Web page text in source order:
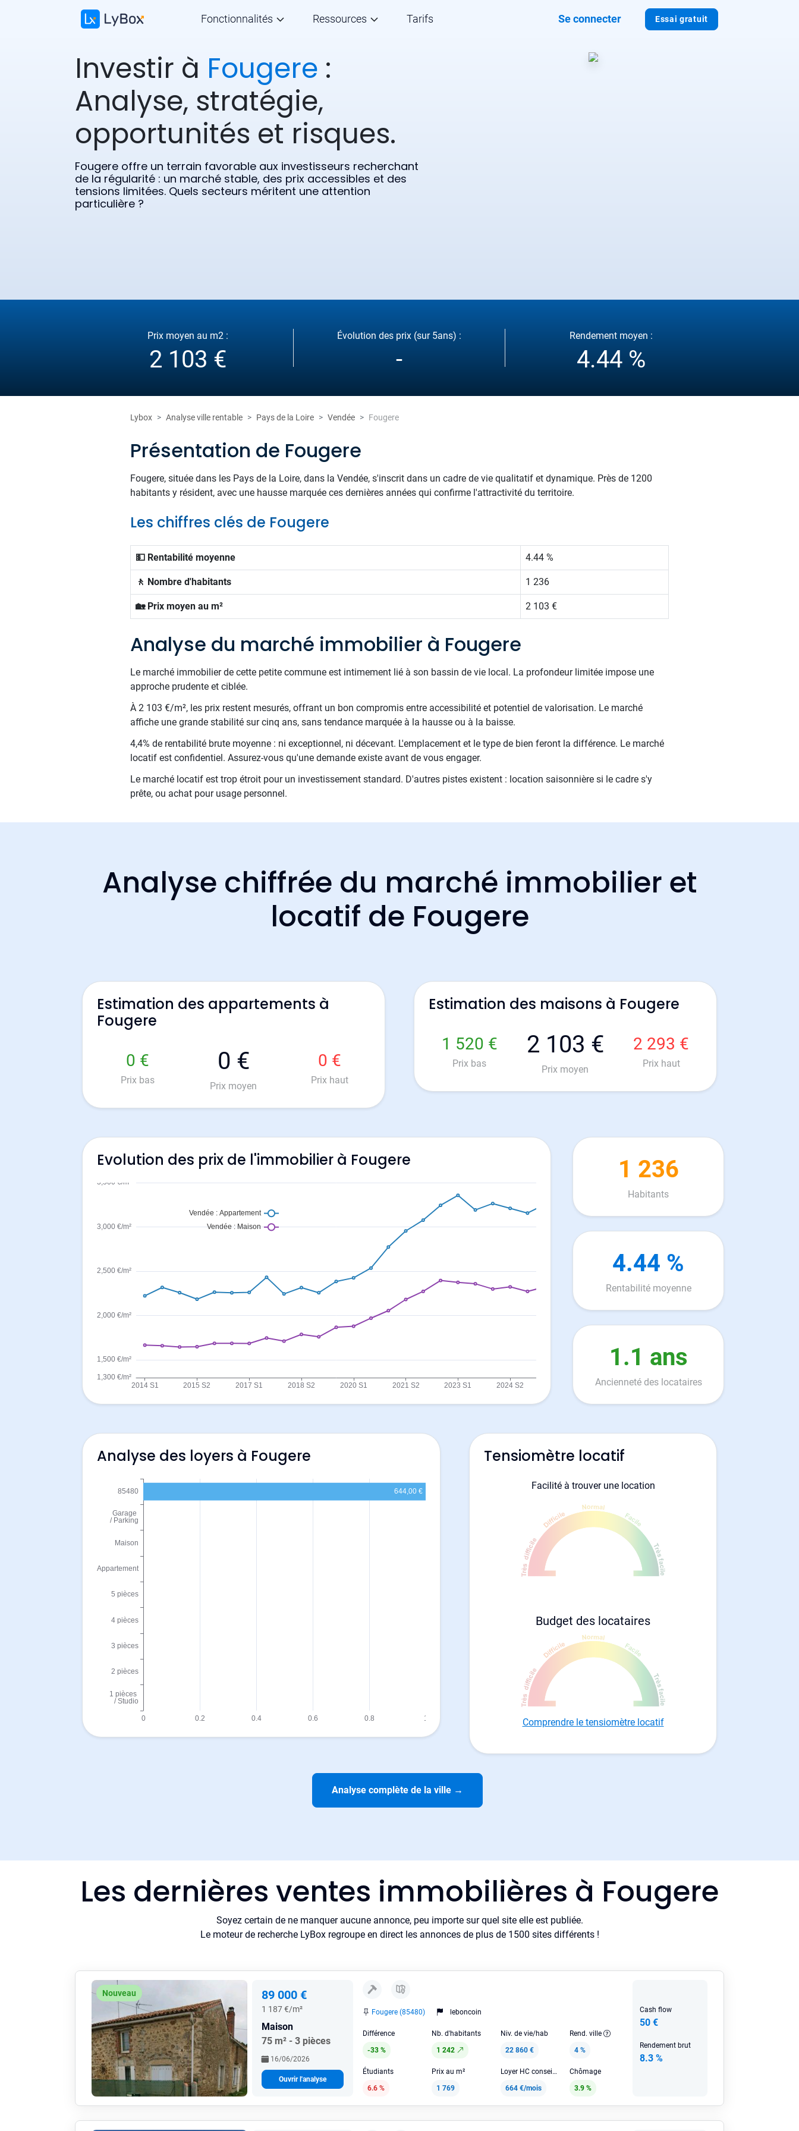
Essai gratuit
Fonctionnalités Ressources Tarifs Se connecter
Investir à Fougere :
Analyse, stratégie,
opportunités et risques.
Fougere offre un terrain favorable aux investisseurs recherchant
de la régularité : un marché stable, des prix accessibles et des
tensions limitées. Quels secteurs méritent une attention
particulière ?
Prix moyen au m2 :
2 103 €
Évolution des prix (sur 5ans) :
-
Rendement moyen :
4.44 %
Lybox Analyse ville rentable Pays de la Loire Vendée Fougere
Présentation de Fougere
Fougere, située dans les Pays de la Loire, dans la Vendée, s'inscrit dans un cadre de vie qualitatif et dynamique. Près de 1200
habitants y résident, avec une hausse marquée ces dernières années qui confirme l'attractivité du territoire.
Les chiffres clés de Fougere
💵 Rentabilité moyenne 4.44 %
🚶 Nombre d'habitants 1 236
🏡 Prix moyen au m² 2 103 €
Analyse du marché immobilier à Fougere
Le marché immobilier de cette petite commune est intimement lié à son bassin de vie local. La profondeur limitée impose une
approche prudente et ciblée.
À 2 103 €/m², les prix restent mesurés, offrant un bon compromis entre accessibilité et potentiel de valorisation. Le marché
affiche une grande stabilité sur cinq ans, sans tendance marquée à la hausse ou à la baisse.
4,4% de rentabilité brute moyenne : ni exceptionnel, ni décevant. L'emplacement et le type de bien feront la différence. Le marché
locatif est confidentiel. Assurez-vous qu'une demande existe avant de vous engager.
Le marché locatif est trop étroit pour un investissement standard. D'autres pistes existent : location saisonnière si le cadre s'y
prête, ou achat pour usage personnel.
Analyse chiffrée du marché immobilier et
locatif de Fougere
Estimation des appartements à
Fougere
0 €
Prix bas
0 €
Prix moyen
0 €
Prix haut
Estimation des maisons à Fougere
1 520 €
Prix bas
2 103 €
Prix moyen
2 293 €
Prix haut
Evolution des prix de l'immobilier à Fougere 1 236
Habitants
4.44 %
Rentabilité moyenne
1.1 ans
Ancienneté des locataires
Analyse des loyers à Fougere Tensiomètre locatif
Facilité à trouver une location
Budget des locataires
Comprendre le tensiomètre locatif
Analyse complète de la ville →
Les dernières ventes immobilières à Fougere
Soyez certain de ne manquer aucune annonce, peu importe sur quel site elle est publiée.
Le moteur de recherche LyBox regroupe en direct les annonces de plus de 1500 sites différents !
Nouveau 89 000 €
1 187 €/m²
Maison
75 m² - 3 pièces
16/06/2026
Ouvrir l'analyse
Fougere (85480) leboncoin
Différence
-33 %
Nb. d'habitants
1 242
Niv. de vie/hab
22 860 €
Rend. ville
4 %
Étudiants
6.6 %
Prix au m²
1 769
Loyer HC conseillé
664 €/mois
Chômage
3.9 %
Cash flow
50 €
Rendement brut
8.3 %